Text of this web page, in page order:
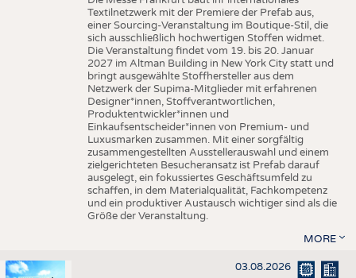
Textilnetzwerk mit der Premiere der Prefab aus,
einer Sourcing-Veranstaltung im Boutique-Stil, die
sich ausschließlich hochwertigen Stoffen widmet.
Die Veranstaltung findet vom 19. bis 20. Januar
2027 im Altman Building in New York City statt und
bringt ausgewählte Stoffhersteller aus dem
Netzwerk der Supima-Mitglieder mit erfahrenen
Designer*innen, Stoffverantwortlichen,
Produktentwickler*innen und
Einkaufsentscheider*innen von Premium- und
Luxusmarken zusammen. Mit einer sorgfältig
zusammengestellten Ausstellerauswahl und einem
zielgerichteten Besucheransatz ist Prefab darauf
ausgelegt, ein fokussiertes Geschäftsumfeld zu
schaffen, in dem Materialqualität, Fachkompetenz
und ein produktiver Austausch wichtiger sind als die
Größe der Veranstaltung.
MORE
03.08.2026